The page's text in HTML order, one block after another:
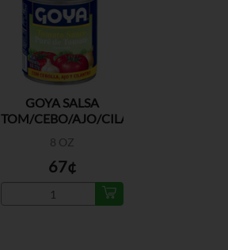
GOYA SALSA
TOM/CEBO/AJO/CILANTRO
8 OZ
67¢